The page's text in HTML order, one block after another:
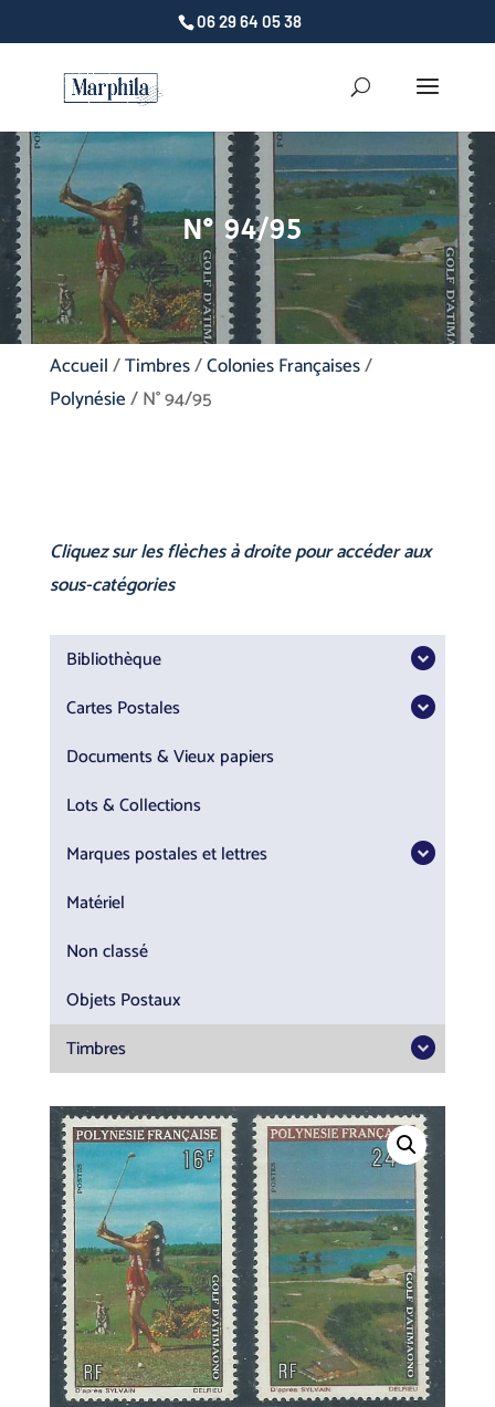
06 29 64 05 38
N° 94/95
Accueil/Timbres/Colonies Françaises/
Polynésie/ N° 94/95
Cliquez sur les flèches à droite pour accéder aux
sous-catégories
Bibliothèque
Cartes Postales
Documents & Vieux papiers
Lots & Collections
Marques postales et lettres
Matériel
Non classé
Objets Postaux
Timbres